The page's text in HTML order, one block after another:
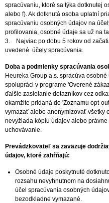
spracúvaniu, ktoré sa týka dotknutej
alebo f). Ak dotknutá osoba uplatní
spracúvaniu osobných údajov na
profilovania, osobné údaje sa už na
3. Najviac po dobu 5 rokov od
uvedené účely spracúvania.
Doba a podmienky spracúvania
Heureka Group a.s. spracúva
spolupráci v programe 'Overené
ďalšie zasielanie dotazníkov cez
okamžite pridaná do 'Zoznamu opt-
vymazať alebo anonymizovať všetky
nevyžiada kópiu údajov alebo
uchovávanie.
Prevádzkovateľ sa zaväzuje
údajov, ktoré zahŕňajú:
Osobné údaje poskytnuté
rozsahu nevyhnutnom na
účel spracúvania osobných
bezodkladne vymazané.